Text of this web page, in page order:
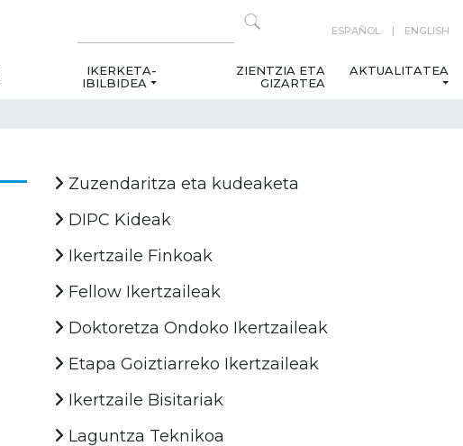
ESPAÑOL ENGLISH
IKERKETA-
IBILBIDEA
ZIENTZIA ETA
GIZARTEA
AKTUALITATEA
Zuzendaritza eta kudeaketa
DIPC Kideak
Ikertzaile Finkoak
Fellow Ikertzaileak
Doktoretza Ondoko Ikertzaileak
Etapa Goiztiarreko Ikertzaileak
Ikertzaile Bisitariak
Laguntza Teknikoa